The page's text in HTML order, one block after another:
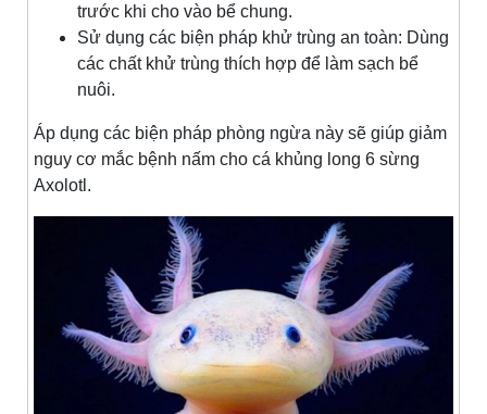
trước khi cho vào bể chung.
Sử dụng các biện pháp khử trùng an toàn: Dùng
các chất khử trùng thích hợp để làm sạch bể
nuôi.
Áp dụng các biện pháp phòng ngừa này sẽ giúp giảm
nguy cơ mắc bệnh nấm cho cá khủng long 6 sừng
Axolotl.